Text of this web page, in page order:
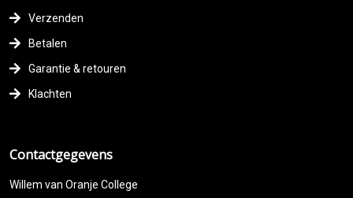
Verzenden
Betalen
Garantie & retouren
Klachten
Contactgegevens
Willem van Oranje College